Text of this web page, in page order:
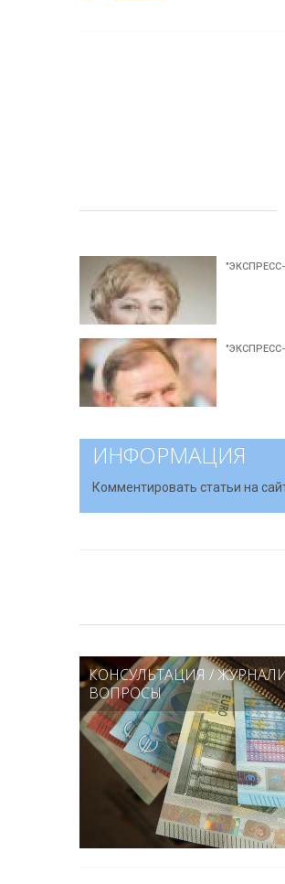
ИНФОРМАЦИЯ
Комментировать статьи на
КОНСУЛЬТАЦИЯ /
ВОПРОСЫ